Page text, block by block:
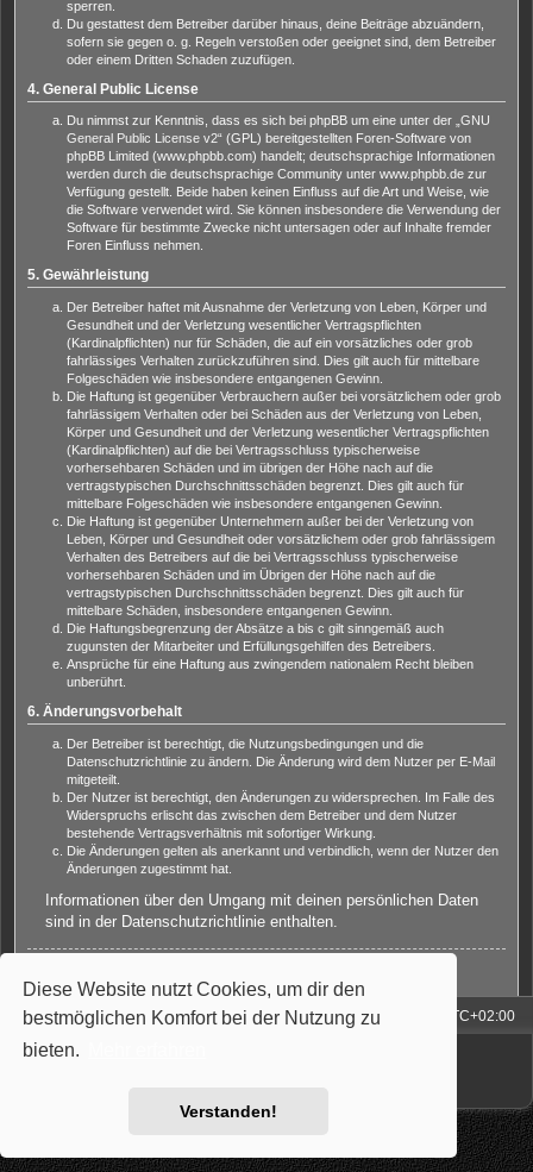
Diese Website nutzt Cookies, um dir den
bestmöglichen Komfort bei der Nutzung zu
bieten.
Verstanden!
sperren.
Du gestattest dem Betreiber darüber hinaus, deine Beiträge abzuändern,
sofern sie gegen o. g. Regeln verstoßen oder geeignet sind, dem Betreiber
oder einem Dritten Schaden zuzufügen.
4. General Public License
Du nimmst zur Kenntnis, dass es sich bei phpBB um eine unter der „GNU
General Public License v2“ (GPL) bereitgestellten Foren-Software von
phpBB Limited (www.phpbb.com) handelt; deutschsprachige Informationen
werden durch die deutschsprachige Community unter www.phpbb.de zur
Verfügung gestellt. Beide haben keinen Einfluss auf die Art und Weise, wie
die Software verwendet wird. Sie können insbesondere die Verwendung der
Software für bestimmte Zwecke nicht untersagen oder auf Inhalte fremder
Foren Einfluss nehmen.
5. Gewährleistung
Der Betreiber haftet mit Ausnahme der Verletzung von Leben, Körper und
Gesundheit und der Verletzung wesentlicher Vertragspflichten
(Kardinalpflichten) nur für Schäden, die auf ein vorsätzliches oder grob
fahrlässiges Verhalten zurückzuführen sind. Dies gilt auch für mittelbare
Folgeschäden wie insbesondere entgangenen Gewinn.
Die Haftung ist gegenüber Verbrauchern außer bei vorsätzlichem oder grob
fahrlässigem Verhalten oder bei Schäden aus der Verletzung von Leben,
Körper und Gesundheit und der Verletzung wesentlicher Vertragspflichten
(Kardinalpflichten) auf die bei Vertragsschluss typischerweise
vorhersehbaren Schäden und im übrigen der Höhe nach auf die
vertragstypischen Durchschnittsschäden begrenzt. Dies gilt auch für
mittelbare Folgeschäden wie insbesondere entgangenen Gewinn.
Die Haftung ist gegenüber Unternehmern außer bei der Verletzung von
Leben, Körper und Gesundheit oder vorsätzlichem oder grob fahrlässigem
Verhalten des Betreibers auf die bei Vertragsschluss typischerweise
vorhersehbaren Schäden und im Übrigen der Höhe nach auf die
vertragstypischen Durchschnittsschäden begrenzt. Dies gilt auch für
mittelbare Schäden, insbesondere entgangenen Gewinn.
Die Haftungsbegrenzung der Absätze a bis c gilt sinngemäß auch
zugunsten der Mitarbeiter und Erfüllungsgehilfen des Betreibers.
Ansprüche für eine Haftung aus zwingendem nationalem Recht bleiben
unberührt.
6. Änderungsvorbehalt
Der Betreiber ist berechtigt, die Nutzungsbedingungen und die
Datenschutzrichtlinie zu ändern. Die Änderung wird dem Nutzer per E-Mail
mitgeteilt.
Der Nutzer ist berechtigt, den Änderungen zu widersprechen. Im Falle des
Widerspruchs erlischt das zwischen dem Betreiber und dem Nutzer
bestehende Vertragsverhältnis mit sofortiger Wirkung.
Die Änderungen gelten als anerkannt und verbindlich, wenn der Nutzer den
Änderungen zugestimmt hat.
Informationen über den Umgang mit deinen persönlichen Daten
sind in der Datenschutzrichtlinie enthalten.
Foren-Übersicht Alle Zeiten sind UTC+02:00
Powered by
Deutsche Übersetzung durch